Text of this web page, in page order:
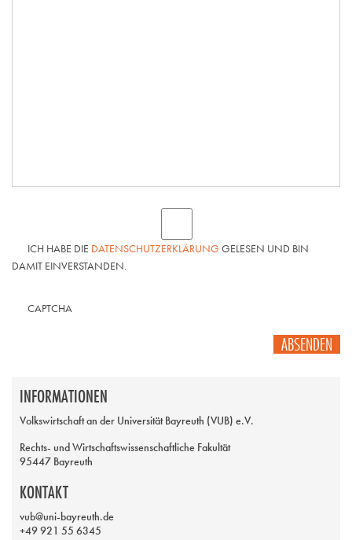
INFORMATIONEN
Volkswirtschaft an der Universität Bayreuth (VUB) e.V.
Rechts- und Wirtschaftswissenschaftliche Fakultät
95447 Bayreuth
KONTAKT
vub@uni-bayreuth.de
+49 921 55 6345
ICH HABE DIE DATENSCHUTZERKLÄRUNG GELESEN UND BIN
DAMIT EINVERSTANDEN.
CAPTCHA
ABSENDEN